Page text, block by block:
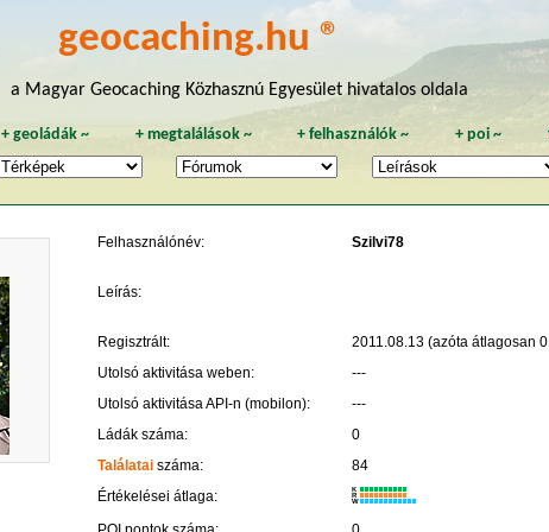
geocaching.hu ®
a Magyar Geocaching Közhasznú Egyesület hivatalos oldala
+geoládák ~ + megtalálások~ +felhasználók ~ + poi~
Felhasználónév: Szilvi78
Leírás:
Regisztrált:
2011.08.13 (azóta átlagosan
Utolsó aktivitása weben:
---
Utolsó aktivitása API-n (mobilon):
---
Ládák száma:
0
Találatai száma:
84
Értékelései átlaga:
K
R
W